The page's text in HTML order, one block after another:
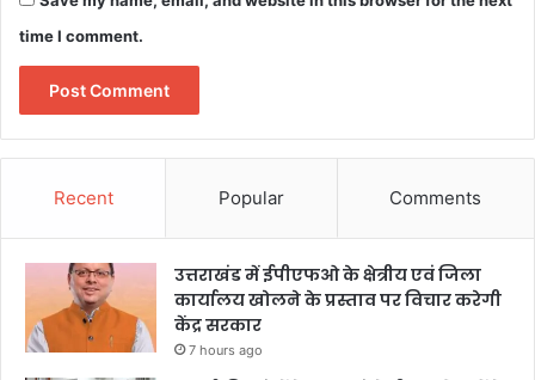
time I comment.
Recent Popular Comments
उत्तराखंड में ईपीएफओ के क्षेत्रीय एवं जिला
कार्यालय खोलने के प्रस्ताव पर विचार करेगी
केंद्र सरकार
7 hours ago